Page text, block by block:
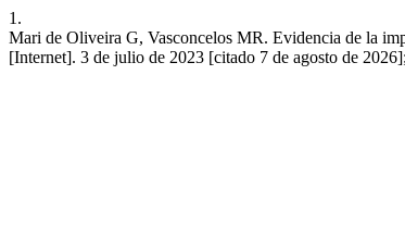
1.
Mari de Oliveira G, Vasconcelos MR. Evidencia de la
[Internet]. 3 de julio de 2023 [citado 7 de agosto de